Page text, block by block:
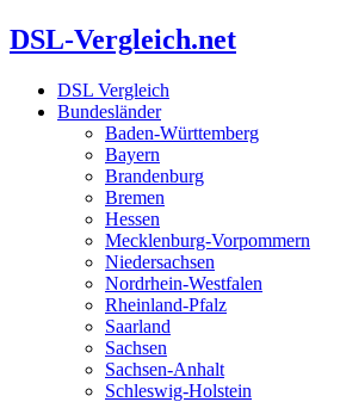
Zum
Inhalt
DSL-Vergleich.net
DSL Vergleich
Bundesländer
Baden-Württemberg
Bayern
Brandenburg
Bremen
Hessen
Mecklenburg-Vorpommern
Niedersachsen
Nordrhein-Westfalen
Rheinland-Pfalz
Saarland
Sachsen
Sachsen-Anhalt
Schleswig-Holstein